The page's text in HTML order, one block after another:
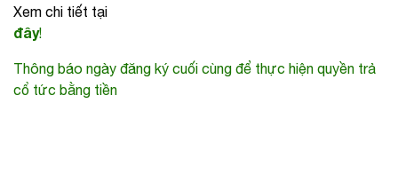
Xem chi tiết tại
đây!
Thông báo ngày đăng ký cuối cùng để thực hiện quyền trả
cổ tức bằng tiền